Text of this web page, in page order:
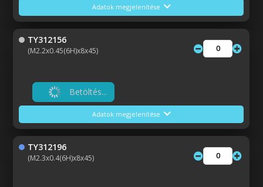
Adatok megjelenítése
TY312156
(M2.2x0.45(6H)x8x45)
Betöltés...
Adatok megjelenítése
TY312196
(M2.3x0.4(6H)x8x45)